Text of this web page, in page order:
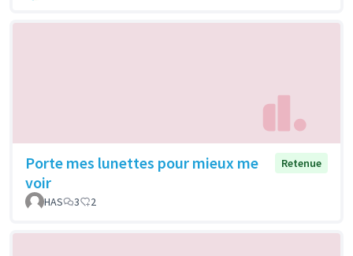
Porte mes lunettes pour mieux me
voir
Retenue
HAS 3 2